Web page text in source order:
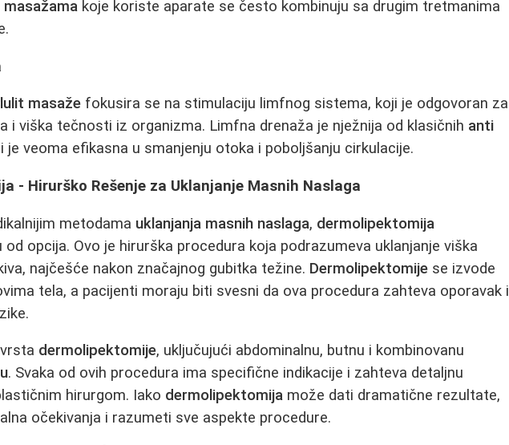
koje koriste aparate se često kombinuju sa drugim tretmanima
masaže fokusira se na stimulaciju limfnog sistema, koji je odgovoran za
i viška tečnosti iz organizma. Limfna drenaža je nježnija od klasičnih anti
je veoma efikasna u smanjenju otoka i poboljšanju cirkulacije.
- Hirurško Rešenje za Uklanjanje Masnih Naslaga
metodama uklanjanja masnih naslaga, dermolipektomija
od opcija. Ovo je hirurška procedura koja podrazumeva uklanjanje viška
najčešće nakon značajnog gubitka težine. Dermolipektomije se izvode
tela, a pacijenti moraju biti svesni da ova procedura zahteva oporavak i
dermolipektomije, uključujući abdominalnu, butnu i kombinovanu
. Svaka od ovih procedura ima specifične indikacije i zahteva detaljnu
hirurgom. Iako dermolipektomija može dati dramatične rezultate,
očekivanja i razumeti sve aspekte procedure.